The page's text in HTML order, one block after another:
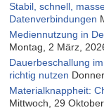
Stabil, schnell,
Datenverbindungen
Mediennutzung in
Montag, 2 März,
Dauerbeschallung
richtig nutzen
Materialknappheit:
Mittwoch, 29